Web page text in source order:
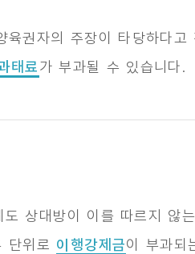
육권자의 주장이 타당하다
태료가 부과될 수 있습니다.
도 상대방이 이를 따르지 않
단위로 이행강제금이 부과되